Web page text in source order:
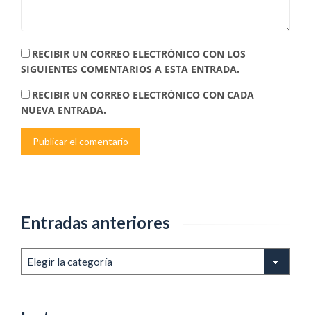
RECIBIR UN CORREO ELECTRÓNICO CON LOS
SIGUIENTES COMENTARIOS A ESTA ENTRADA.
RECIBIR UN CORREO ELECTRÓNICO CON CADA
NUEVA ENTRADA.
Entradas anteriores
anteriores